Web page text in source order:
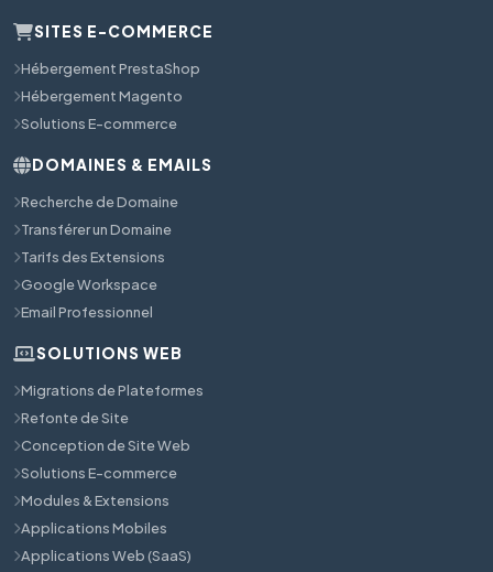
SITES E-COMMERCE
Hébergement PrestaShop
Hébergement Magento
Solutions E-commerce
DOMAINES & EMAILS
Recherche de Domaine
Transférer un Domaine
Tarifs des Extensions
Google Workspace
Email Professionnel
SOLUTIONS WEB
Migrations de Plateformes
Refonte de Site
Conception de Site Web
Solutions E-commerce
Modules & Extensions
Applications Mobiles
Applications Web (SaaS)